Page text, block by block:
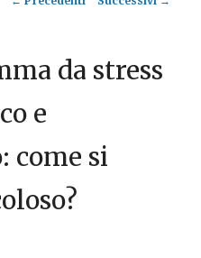
da stress
e
come si